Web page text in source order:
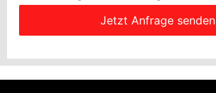
Jetzt Anfrage senden